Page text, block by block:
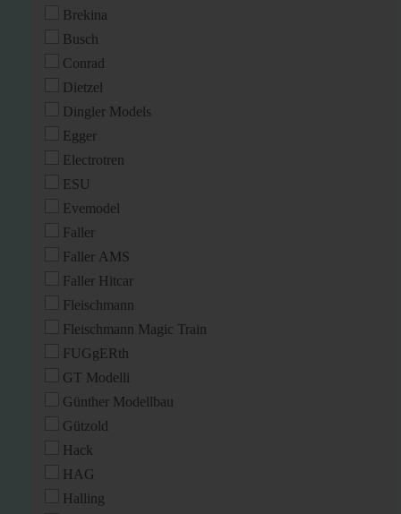
Brekina
Busch
Conrad
Dietzel
Dingler Models
Egger
Electrotren
ESU
Evemodel
Faller
Faller AMS
Faller Hitcar
Fleischmann
Fleischmann Magic Train
FUGgERth
GT Modelli
Günther Modellbau
Gützold
Hack
HAG
Halling